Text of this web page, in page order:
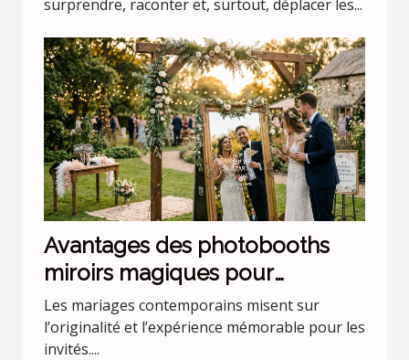
surprendre, raconter et, surtout, déplacer les...
Avantages des photobooths
miroirs magiques pour
mariages uniques
Les mariages contemporains misent sur
l’originalité et l’expérience mémorable pour les
invités....